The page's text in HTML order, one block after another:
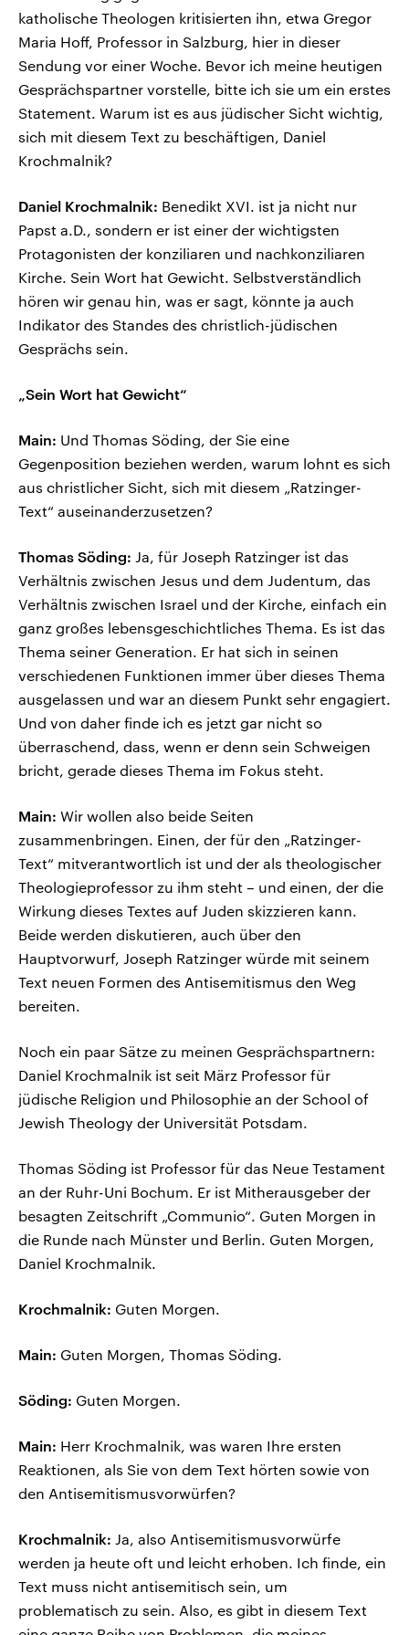
katholische Theologen kritisierten ihn, etwa Gregor
Maria Hoff, Professor in Salzburg, hier in dieser
Sendung vor einer Woche. Bevor ich meine heutigen
Gesprächspartner vorstelle, bitte ich sie um ein erstes
Statement. Warum ist es aus jüdischer Sicht wichtig,
sich mit diesem Text zu beschäftigen, Daniel
Krochmalnik?
Daniel Krochmalnik: Benedikt XVI. ist ja nicht nur
Papst a.D., sondern er ist einer der wichtigsten
Protagonisten der konziliaren und nachkonziliaren
Kirche. Sein Wort hat Gewicht. Selbstverständlich
hören wir genau hin, was er sagt, könnte ja auch
Indikator des Standes des christlich-jüdischen
Gesprächs sein.
„Sein Wort hat Gewicht“
Main: Und Thomas Söding, der Sie eine
Gegenposition beziehen werden, warum lohnt es sich
aus christlicher Sicht, sich mit diesem „Ratzinger-
Text“ auseinanderzusetzen?
Thomas Söding: Ja, für Joseph Ratzinger ist das
Verhältnis zwischen Jesus und dem Judentum, das
Verhältnis zwischen Israel und der Kirche, einfach ein
ganz großes lebensgeschichtliches Thema. Es ist das
Thema seiner Generation. Er hat sich in seinen
verschiedenen Funktionen immer über dieses Thema
ausgelassen und war an diesem Punkt sehr engagiert.
Und von daher finde ich es jetzt gar nicht so
überraschend, dass, wenn er denn sein Schweigen
bricht, gerade dieses Thema im Fokus steht.
Main: Wir wollen also beide Seiten
zusammenbringen. Einen, der für den „Ratzinger-
Text“ mitverantwortlich ist und der als theologischer
Theologieprofessor zu ihm steht – und einen, der die
Wirkung dieses Textes auf Juden skizzieren kann.
Beide werden diskutieren, auch über den
Hauptvorwurf, Joseph Ratzinger würde mit seinem
Text neuen Formen des Antisemitismus den Weg
bereiten.
Noch ein paar Sätze zu meinen Gesprächspartnern:
Daniel Krochmalnik ist seit März Professor für
jüdische Religion und Philosophie an der School of
Jewish Theology der Universität Potsdam.
Thomas Söding ist Professor für das Neue Testament
an der Ruhr-Uni Bochum. Er ist Mitherausgeber der
besagten Zeitschrift „Communio“. Guten Morgen in
die Runde nach Münster und Berlin. Guten Morgen,
Daniel Krochmalnik.
Krochmalnik: Guten Morgen.
Main: Guten Morgen, Thomas Söding.
Söding: Guten Morgen.
Main: Herr Krochmalnik, was waren Ihre ersten
Reaktionen, als Sie von dem Text hörten sowie von
den Antisemitismusvorwürfen?
Krochmalnik: Ja, also Antisemitismusvorwürfe
werden ja heute oft und leicht erhoben. Ich finde, ein
Text muss nicht antisemitisch sein, um
problematisch zu sein. Also, es gibt in diesem Text